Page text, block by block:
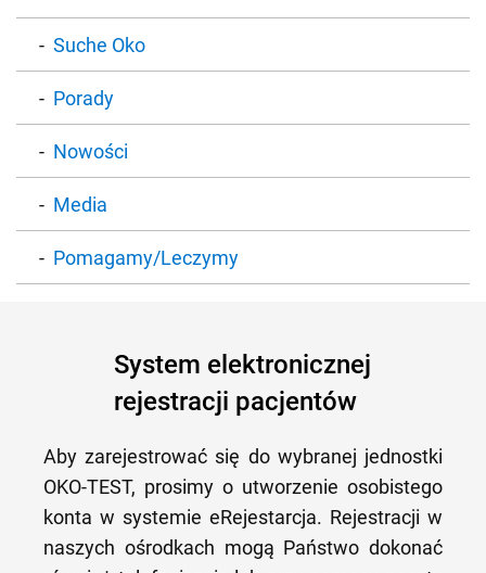
Suche Oko
Porady
Nowości
Media
Pomagamy/Leczymy
System elektronicznej
rejestracji pacjentów
Aby zarejestrować się do wybranej jednostki
OKO-TEST, prosimy o utworzenie osobistego
konta w systemie eRejestarcja. Rejestracji w
naszych ośrodkach mogą Państwo dokonać